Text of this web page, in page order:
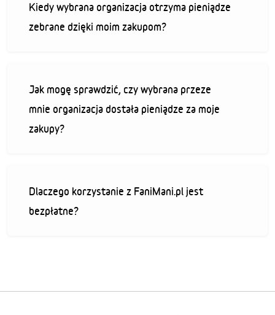
Kiedy wybrana organizacja otrzyma pieniądze
zebrane dzięki moim zakupom?
Jak mogę sprawdzić, czy wybrana przeze
mnie organizacja dostała pieniądze za moje
zakupy?
Dlaczego korzystanie z FaniMani.pl jest
bezpłatne?